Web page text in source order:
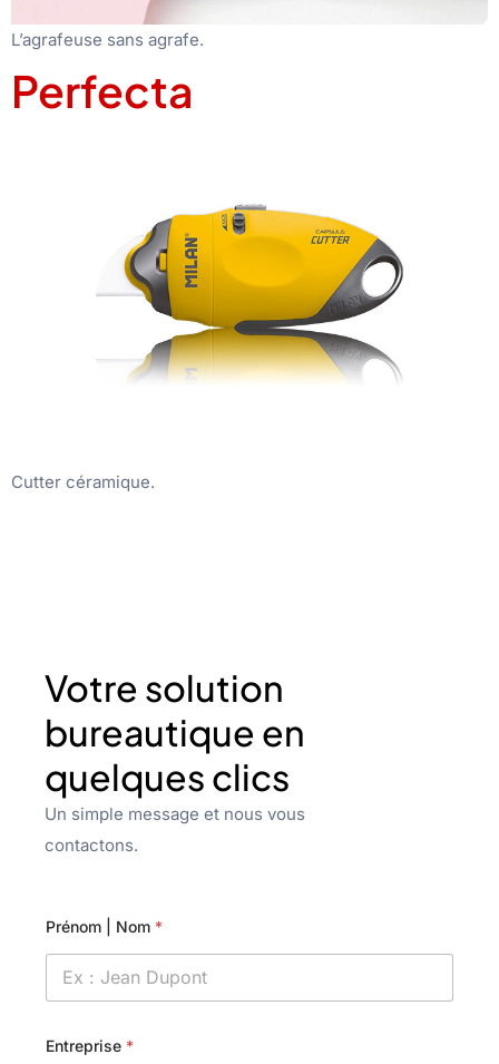
L’agrafeuse sans agrafe.
Perfecta
Cutter céramique.
Votre solution
bureautique en
quelques clics
Un simple message et nous vous
contactons.
Prénom | Nom *
Entreprise *